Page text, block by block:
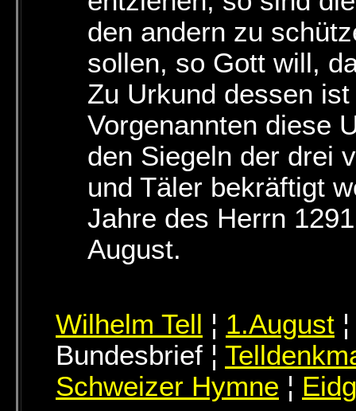
den andern zu
sollen, so Gott will,
Zu Urkund dessen
Vorgenannten diese
den Siegeln der drei
und Täler bekräftigt
Jahre des Herrn
August.
Wilhelm Tell ¦ 1.August
Bundesbrief ¦
Schweizer Hymne ¦